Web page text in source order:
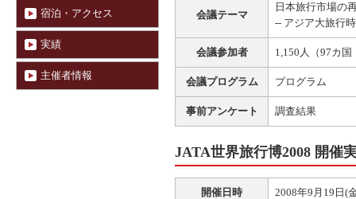
宿泊・アクセス
実績
主催者情報
会議テーマ
日本旅行市場の
-- アジア大旅行
会議参加者 1,150人（97カ国
会議プログラム プログラム
事前アンケート 調査結果
JATA世界旅行博2008 開催
開催日時 2008年9月19日(